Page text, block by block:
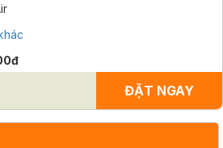
ĐẶT NGAY